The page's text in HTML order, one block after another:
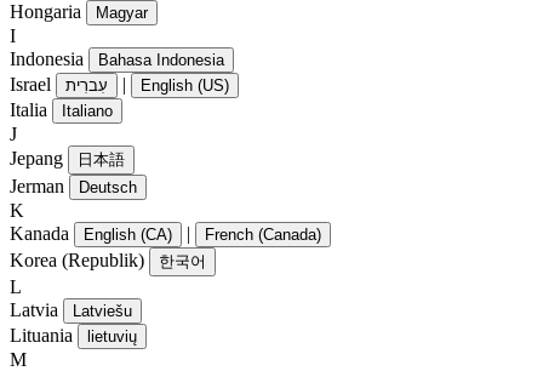
Hongaria
Magyar
I
Indonesia
Bahasa Indonesia
Israel עִברִית | English (US)
Italia Italiano
J
Jepang
日本語
Jerman Deutsch
K
Kanada
English (CA) | French (Canada)
Korea (Republik) 한국어
L
Latvia
Latviešu
Lituania lietuvių
M